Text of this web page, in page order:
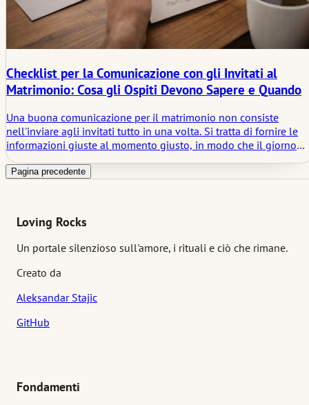
Checklist per la Comunicazione con gli Invitati al
Matrimonio: Cosa gli Ospiti Devono Sapere e Quando
Una buona comunicazione per il matrimonio non consiste
nell'inviare agli invitati tutto in una volta. Si tratta di fornire le
informazioni giuste al momento giusto, in modo che il giorno
sembri chiaro senza diventare eccessivamente spiegato. Questo
articolo esamina ciò che gli invitati devono effettivamente
Pagina precedente
Loving Rocks
Un portale silenzioso sull'amore, i rituali e ciò che rimane.
Creato da
Aleksandar Stajic
GitHub
Fondamenti